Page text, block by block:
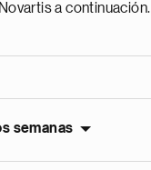
a continuación.
semanas